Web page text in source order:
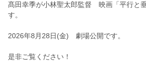
髙田幸季が小林聖太郎監督 映画「平行と
す。
2026年8月28日(金) 劇場公開です。
是非ご覧ください！